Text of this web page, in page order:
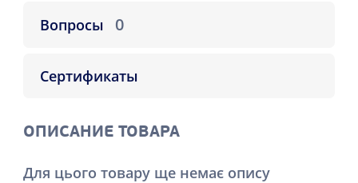
Вопросы 0
Сертификаты
ОПИСАНИЕ ТОВАРА
Для цього товару ще немає опису